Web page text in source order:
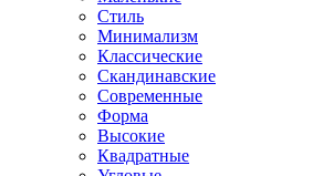
Стиль
Минимализм
Классические
Скандинавские
Современные
Форма
Высокие
Квадратные